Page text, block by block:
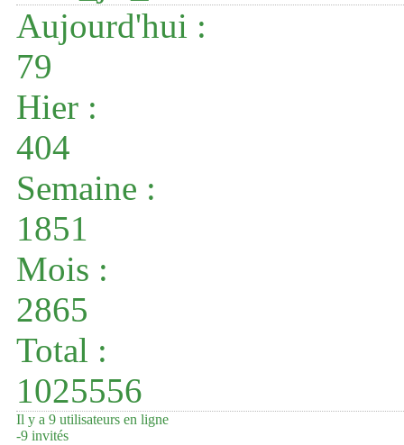
Aujourd'hui :
79
Hier :
404
Semaine :
1851
Mois :
2865
Total :
1025556
Il y a 9 utilisateurs en ligne
-9 invités